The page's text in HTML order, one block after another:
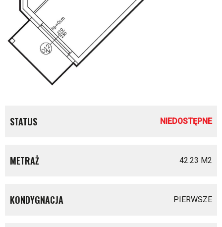
STATUS NIEDOSTĘPNE
METRAŻ 42.23 M2
KONDYGNACJA PIERWSZE